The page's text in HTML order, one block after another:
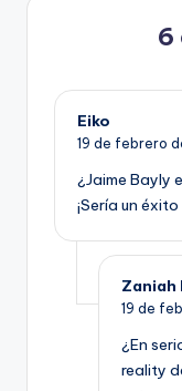
6
Eiko
19 de febrero
¿Jaime Bayly
¡Sería un
Zaniah
19 de
¿En
reality